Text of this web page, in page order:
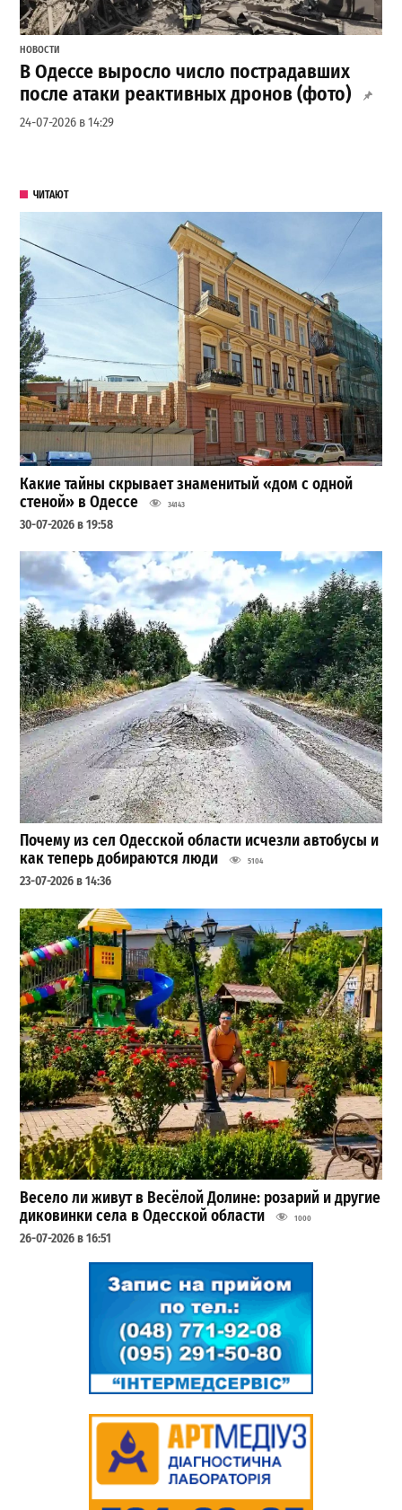
НОВОСТИ
В Одессе выросло число пострадавших
после атаки реактивных дронов (фото)
24-07-2026 в 14:29
ЧИТАЮТ
Какие тайны скрывает знаменитый «дом с одной
стеной» в Одессе
34143
30-07-2026 в 19:58
Почему из сел Одесской области исчезли автобусы и
как теперь добираются люди
5104
23-07-2026 в 14:36
Весело ли живут в Весёлой Долине: розарий и другие
диковинки села в Одесской области
1000
26-07-2026 в 16:51